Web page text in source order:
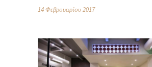
14 Φεβρουαρίου 2017